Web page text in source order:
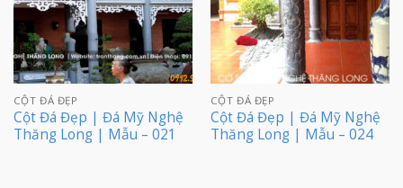
CỘT ĐÁ ĐẸP
Cột Đá Đẹp | Đá Mỹ Nghệ
Thăng Long | Mẫu – 021
CỘT ĐÁ ĐẸP
Cột Đá Đẹp | Đá Mỹ Nghệ
Thăng Long | Mẫu – 024